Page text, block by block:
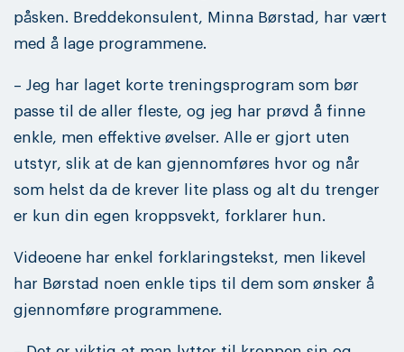
påsken. Breddekonsulent, Minna Børstad, har vært
med å lage programmene.
– Jeg har laget korte treningsprogram som bør
passe til de aller fleste, og jeg har prøvd å finne
enkle, men effektive øvelser. Alle er gjort uten
utstyr, slik at de kan gjennomføres hvor og når
som helst da de krever lite plass og alt du trenger
er kun din egen kroppsvekt, forklarer hun.
Videoene har enkel forklaringstekst, men likevel
har Børstad noen enkle tips til dem som ønsker å
gjennomføre programmene.